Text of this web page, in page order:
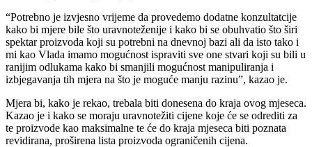
“Potrebno je izvjesno vrijeme da provedemo dodatne konzultatcije
kako bi mjere bile što uravnoteženije i kako bi se obuhvatio što širi
spektar proizvoda koji su potrebni na dnevnoj bazi ali da isto tako i
mi kao Vlada imamo mogućnost ispraviti sve one stvari koji su bili u
ranijim odlukama kako bi smanjili mogućnost manipuliranja i
izbjegavanja tih mjera na što je moguće manju razinu”, kazao je.
Mjera bi, kako je rekao, trebala biti donesena do kraja ovog mjeseca.
Kazao je i kako se moraju uravnotežiti cijene koje će se odrediti za
te proizvode kao maksimalne te će do kraja mjeseca biti poznata
revidirana, proširena lista proizvoda ograničenih cijena.